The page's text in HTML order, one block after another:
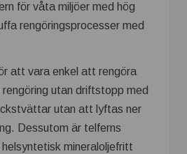
för våta miljöer med hög
rengöringsprocesser med
att vara enkel att rengöra
utan driftstopp med
utan att lyftas ner
Dessutom är telferns
mineraloljefritt